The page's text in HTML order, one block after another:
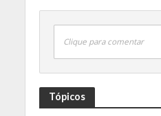
Clique para comentar
Tópicos